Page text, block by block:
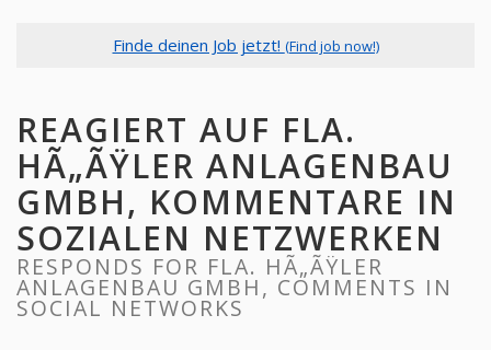
Finde deinen Job jetzt! (Find job now!)
REAGIERT AUF FLA.
HÃ„ÃŸLER ANLAGENBAU
GMBH, KOMMENTARE IN
SOZIALEN NETZWERKEN
RESPONDS FOR FLA. HÃ„ÃŸLER
ANLAGENBAU GMBH, COMMENTS IN
SOCIAL NETWORKS